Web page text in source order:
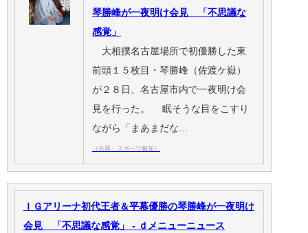
琴勝峰が一夜明け会見 「不思議な
感覚」
大相撲名古屋場所で初優勝した東
前頭１５枚目・琴勝峰（佐渡ケ嶽）
が２８日、名古屋市内で一夜明け会
見を行った。 眠そうな目をこすり
ながら「まあまだな…
（出典：スポーツ報知）
ＩＧアリーナ初代王者＆平幕優勝の琴勝峰が一夜明け
会見 「不思議な感覚」 - ｄメニューニュース